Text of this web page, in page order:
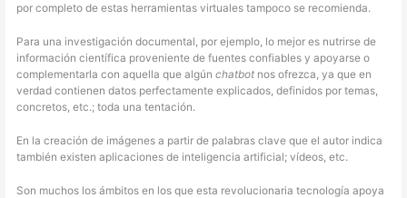
por completo de estas herramientas virtuales tampoco se recomienda.
Para una investigación documental, por ejemplo, lo mejor es nutrirse de
información científica proveniente de fuentes confiables y apoyarse o
complementarla con aquella que algúnchatbot nos ofrezca, ya que en
verdad contienen datos perfectamente explicados, definidos por temas,
concretos, etc.; toda una tentación.
En la creación de imágenes a partir de palabras clave que el autor indica
también existen aplicaciones de inteligencia artificial; vídeos, etc.
Son muchos los ámbitos en los que esta revolucionaria tecnología apoya